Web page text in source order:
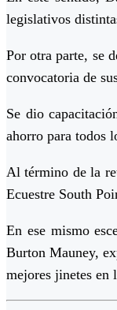
legislativos
Por otra parte, se
convocatoria de
Se dio
ahorro para todos
Al término de la
Ecuestre South
En ese mismo
Burton Mauney,
mejores jinetes en